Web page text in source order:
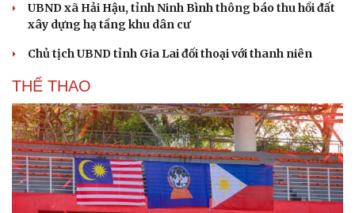
UBND xã Hải Hậu, tỉnh Ninh Bình thông báo thu hồi đất
xây dựng hạ tầng khu dân cư
Chủ tịch UBND tỉnh Gia Lai đối thoại với thanh niên
THỂ THAO